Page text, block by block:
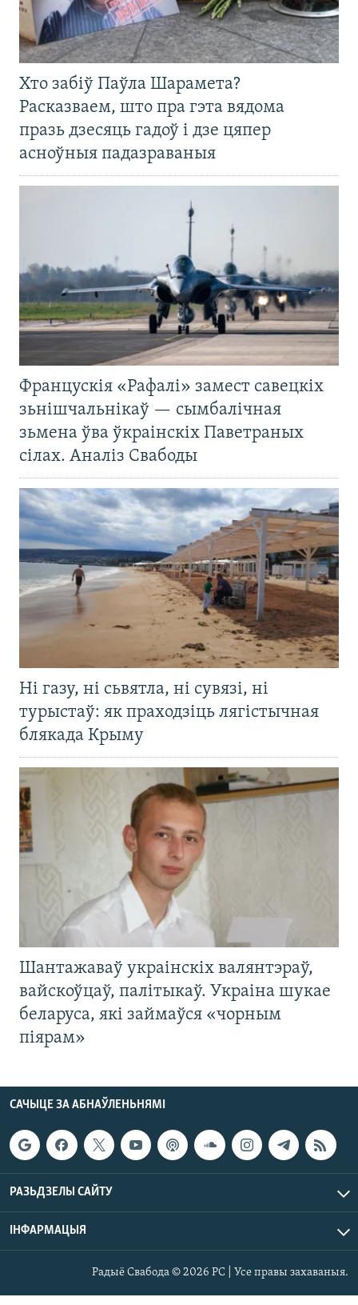
Хто забіў Паўла Шарамета?
Расказваем, што пра гэта вядома
празь дзесяць гадоў і дзе цяпер
асноўныя падазраваныя
Францускія «Рафалі» замест савецкіх
зьнішчальнікаў — сымбалічная
зьмена ўва ўкраінскіх Паветраных
сілах. Аналіз Свабоды
Ні газу, ні сьвятла, ні сувязі, ні
турыстаў: як праходзіць лягістычная
блякада Крыму
Шантажаваў украінскіх валянтэраў,
вайскоўцаў, палітыкаў. Украіна шукае
беларуса, які займаўся «чорным
піярам»
САЧЫЦЕ ЗА АБНАЎЛЕНЬНЯМІ
РАЗЬДЗЕЛЫ САЙТУ
ІНФАРМАЦЫЯ
Радыё Свабода © 2026 РС | Усе правы захаваныя.